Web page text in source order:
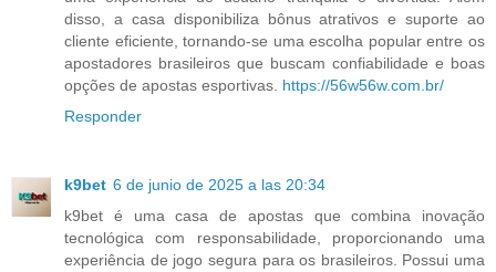
disso, a casa disponibiliza bônus atrativos e suporte ao
cliente eficiente, tornando-se uma escolha popular entre os
apostadores brasileiros que buscam confiabilidade e boas
opções de apostas esportivas. https://56w56w.com.br/
Responder
k9bet 6 de junio de 2025 a las 20:34
k9bet é uma casa de apostas que combina inovação
tecnológica com responsabilidade, proporcionando uma
experiência de jogo segura para os brasileiros. Possui uma